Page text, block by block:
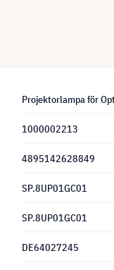
Projektorlampa för
1000002213
4895142628849
SP.8UP01GC01
SP.8UP01GC01
DE64027245